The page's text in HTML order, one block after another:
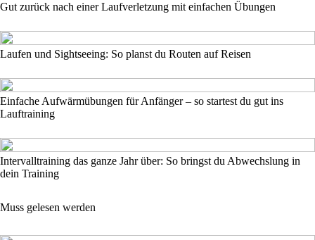
Gut zurück nach einer Laufverletzung mit einfachen Übungen
Laufen und Sightseeing: So planst du Routen auf Reisen
Einfache Aufwärmübungen für Anfänger – so startest du gut ins
Lauftraining
Intervalltraining das ganze Jahr über: So bringst du Abwechslung in
dein Training
Muss gelesen werden